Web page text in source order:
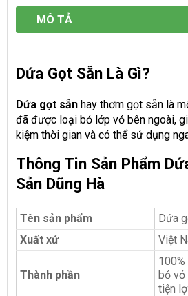
MÔ TẢ
Dứa Gọt Sẵn Là Gì?
Dứa gọt sẵn hay thơm gọt sẵn là
đã được loại bỏ lớp vỏ bên ngoài,
kiệm thời gian và có thể sử dụng
Thông Tin Sản Phẩm
Sản Dũng Hà
Tên sản phẩm
Dứa
Xuất xứ
Việt
Thành phần
bỏ vỏ
tiện